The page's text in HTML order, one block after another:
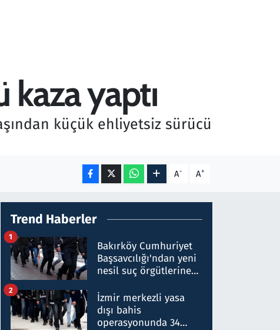
yaptı
küçük ehliyetsiz sürücü
A- A+
Trend Haberler
Bakırköy Cumhuriyet
Başsavcılığı'ndan yeni
nesil suç örgütlerine
hakkında gözaltı kararı
1
İzmir merkezli yasa
dışı bahis
operasyonunda 34
2